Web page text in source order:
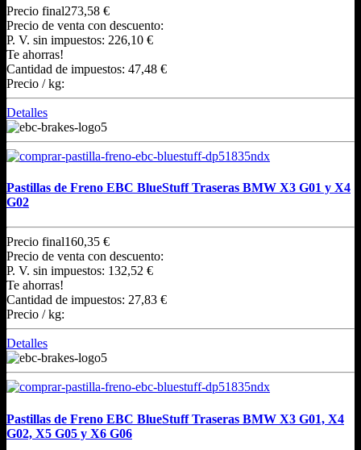
Precio final273,58 €
Precio de venta con descuento:
P. V. sin impuestos: 226,10 €
Te ahorras!
Cantidad de impuestos: 47,48 €
Precio / kg:
Detalles
Pastillas de Freno EBC BlueStuff Traseras BMW X3 G01 y X4
G02
Precio final160,35 €
Precio de venta con descuento:
P. V. sin impuestos: 132,52 €
Te ahorras!
Cantidad de impuestos: 27,83 €
Precio / kg:
Detalles
Pastillas de Freno EBC BlueStuff Traseras BMW X3 G01, X4
G02, X5 G05 y X6 G06